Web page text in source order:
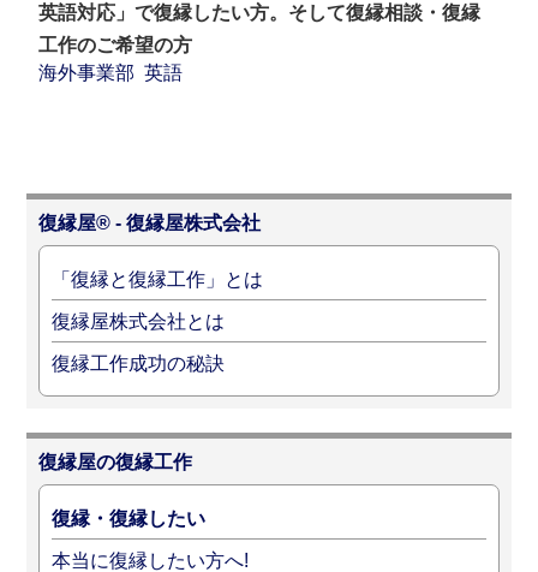
英語対応」で復縁したい方。そして復縁相談・復縁
工作のご希望の方
海外事業部 英語
復縁屋® - 復縁屋株式会社
「復縁と復縁工作」とは
復縁屋株式会社とは
復縁工作成功の秘訣
復縁屋の復縁工作
復縁・復縁したい
本当に復縁したい方へ!